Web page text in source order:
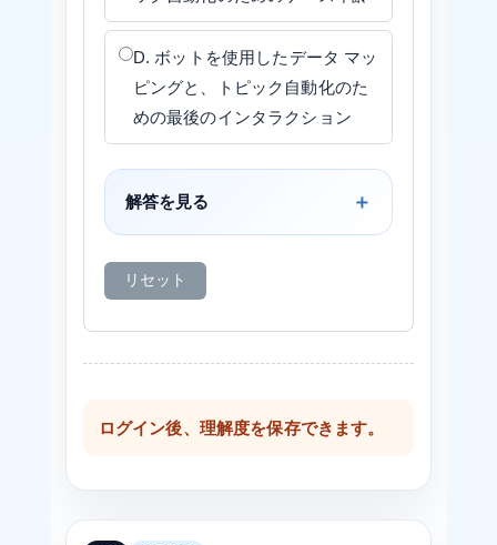
D. ボットを使用したデータ マッ
ピングと、トピック自動化のた
めの最後のインタラクション
解答を見る
リセット
ログイン後、理解度を保存できます。